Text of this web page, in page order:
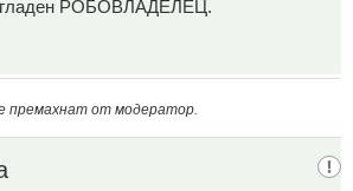
гладен РОБОВЛАДЕЛЕЦ.
премахнат от модератор.